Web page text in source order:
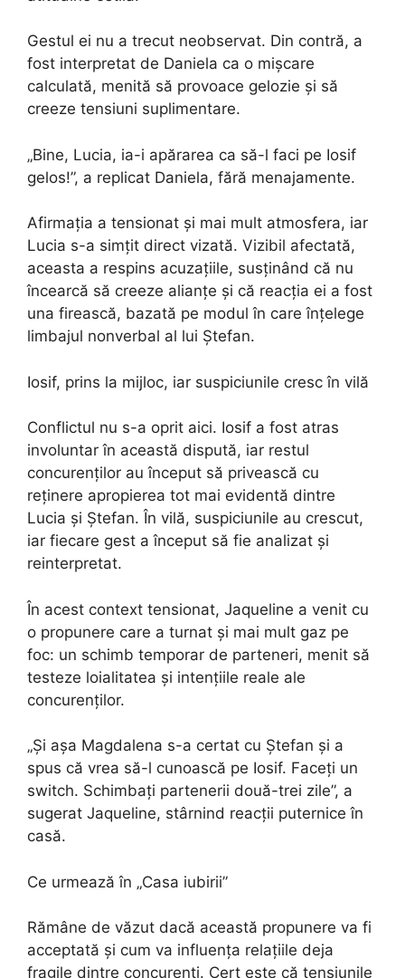
Gestul ei nu a trecut neobservat. Din contră, a
fost interpretat de Daniela ca o mișcare
calculată, menită să provoace gelozie și să
creeze tensiuni suplimentare.
„Bine, Lucia, ia-i apărarea ca să-l faci pe Iosif
gelos!”, a replicat Daniela, fără menajamente.
Afirmația a tensionat și mai mult atmosfera, iar
Lucia s-a simțit direct vizată. Vizibil afectată,
aceasta a respins acuzațiile, susținând că nu
încearcă să creeze alianțe și că reacția ei a fost
una firească, bazată pe modul în care înțelege
limbajul nonverbal al lui Ștefan.
Iosif, prins la mijloc, iar suspiciunile cresc în vilă
Conflictul nu s-a oprit aici. Iosif a fost atras
involuntar în această dispută, iar restul
concurenților au început să privească cu
reținere apropierea tot mai evidentă dintre
Lucia și Ștefan. În vilă, suspiciunile au crescut,
iar fiecare gest a început să fie analizat și
reinterpretat.
În acest context tensionat, Jaqueline a venit cu
o propunere care a turnat și mai mult gaz pe
foc: un schimb temporar de parteneri, menit să
testeze loialitatea și intențiile reale ale
concurenților.
„Și așa Magdalena s-a certat cu Ștefan și a
spus că vrea să-l cunoască pe Iosif. Faceți un
switch. Schimbați partenerii două-trei zile”, a
sugerat Jaqueline, stârnind reacții puternice în
casă.
Ce urmează în „Casa iubirii”
Rămâne de văzut dacă această propunere va fi
acceptată și cum va influența relațiile deja
fragile dintre concurenți. Cert este că tensiunile